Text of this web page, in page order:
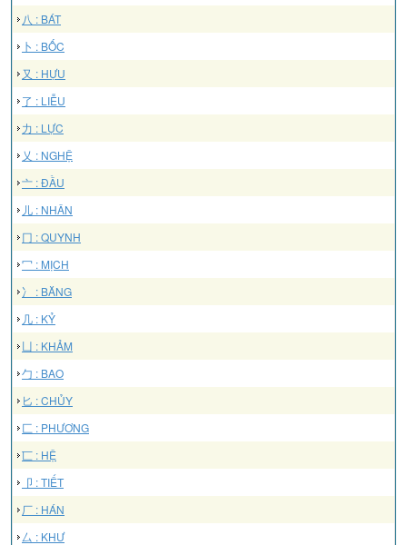
八 : BÁT
卜 : BỐC
又 : HỰU
了 : LIỄU
力 : LỰC
乂 : NGHỆ
亠 : ĐẦU
儿 : NHÂN
冂 : QUYNH
冖 : MỊCH
冫 : BĂNG
几 : KỶ
凵 : KHẢM
勹 : BAO
匕 : CHỦY
匚 : PHƯƠNG
匸 : HỆ
卩 : TIẾT
厂 : HÁN
厶 : KHƯ